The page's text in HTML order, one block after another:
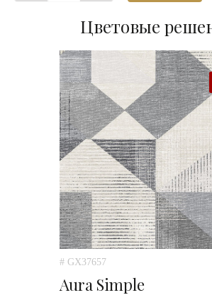
Цветовые
# GX37657
Aura Simple